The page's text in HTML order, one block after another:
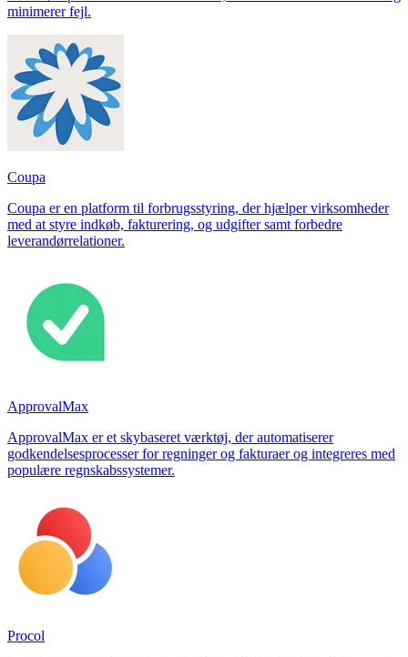
minimerer fejl.
Coupa
Coupa er en platform til forbrugsstyring, der hjælper virksomheder
med at styre indkøb, fakturering, og udgifter samt forbedre
leverandørrelationer.
ApprovalMax
ApprovalMax er et skybaseret værktøj, der automatiserer
godkendelsesprocesser for regninger og fakturaer og integreres med
populære regnskabssystemer.
Procol